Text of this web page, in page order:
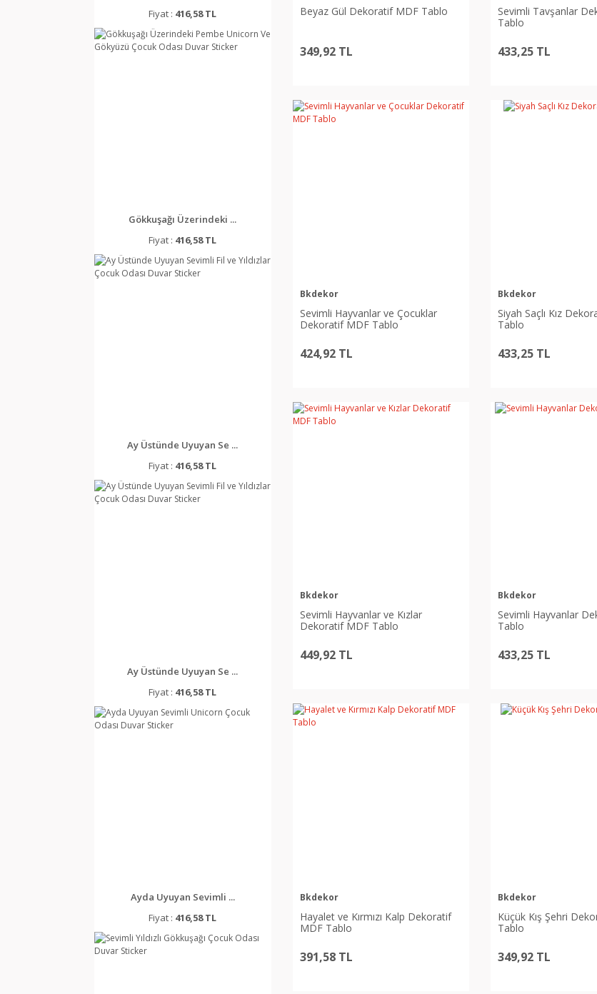
Fiyat : 416,58 TL
Gökkuşağı Üzerindeki ...
Fiyat : 416,58 TL
Ay Üstünde Uyuyan Se ...
Fiyat : 416,58 TL
Ay Üstünde Uyuyan Se ...
Fiyat : 416,58 TL
Ayda Uyuyan Sevimli ...
Fiyat : 416,58 TL
Beyaz Gül Dekoratif MDF Tablo
349,92 TL
Sevimli Tavşanlar
Tablo
433,25 TL
Bkdekor
Sevimli Hayvanlar ve Çocuklar
Dekoratif MDF Tablo
424,92 TL
Bkdekor
Siyah Saçlı Kız
Tablo
433,25 TL
Bkdekor
Sevimli Hayvanlar ve Kızlar
Dekoratif MDF Tablo
449,92 TL
Bkdekor
Sevimli Hayvanlar
Tablo
433,25 TL
Bkdekor
Hayalet ve Kırmızı Kalp Dekoratif
MDF Tablo
391,58 TL
Bkdekor
Küçük Kış Şehri
Tablo
349,92 TL